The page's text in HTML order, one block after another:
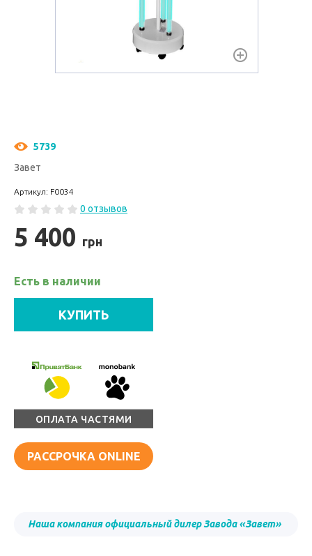
5739
Завет
Артикул: F0034
0 отзывов
5 400 грн
Есть в наличии
КУПИТЬ
ОПЛАТА ЧАСТЯМИ
РАССРОЧКА ONLINE
Наша компания официальный дилер Завода «Завет»